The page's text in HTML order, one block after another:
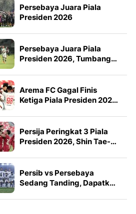
Persebaya Juara Piala
Presiden 2026
Persebaya Juara Piala
Presiden 2026, Tumbang…
Arema FC Gagal Finis
Ketiga Piala Presiden 202…
Persija Peringkat 3 Piala
Presiden 2026, Shin Tae-…
Persib vs Persebaya
Sedang Tanding, Dapatk…